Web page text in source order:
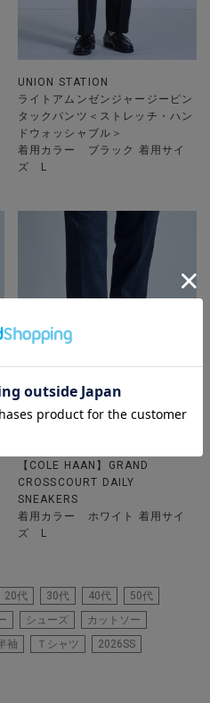
UNION STATION
ライトアムンゼンジャージーピン
タックパンツ＜ストレッチ・ハン
ドウォッシャブル＞
着用カラー ブラック 着用サイ
ズ L
【COLE HAAN】GRAND
CROSSCOURT DAILY
SNEAKERS
着用カラー ホワイト 着用サイ
ズ L
20代 30代 40代
50代
シューズ
カットソー
袖 Ｔシャツ 2026SS